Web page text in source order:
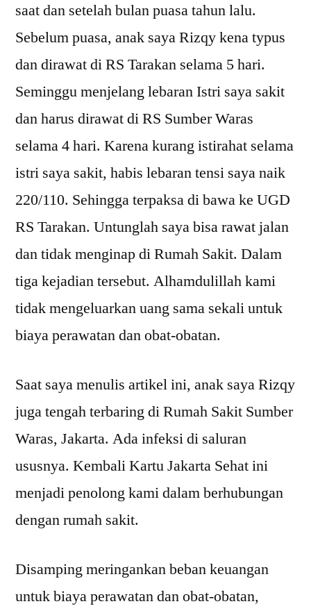
saat dan setelah bulan puasa tahun lalu.
Sebelum puasa, anak saya Rizqy kena typus
dan dirawat di RS Tarakan selama 5 hari.
Seminggu menjelang lebaran Istri saya sakit
dan harus dirawat di RS Sumber Waras
selama 4 hari. Karena kurang istirahat selama
istri saya sakit, habis lebaran tensi saya naik
220/110. Sehingga terpaksa di bawa ke UGD
RS Tarakan. Untunglah saya bisa rawat jalan
dan tidak menginap di Rumah Sakit. Dalam
tiga kejadian tersebut. Alhamdulillah kami
tidak mengeluarkan uang sama sekali untuk
biaya perawatan dan obat-obatan.
Saat saya menulis artikel ini, anak saya Rizqy
juga tengah terbaring di Rumah Sakit Sumber
Waras, Jakarta. Ada infeksi di saluran
ususnya. Kembali Kartu Jakarta Sehat ini
menjadi penolong kami dalam berhubungan
dengan rumah sakit.
Disamping meringankan beban keuangan
untuk biaya perawatan dan obat-obatan,